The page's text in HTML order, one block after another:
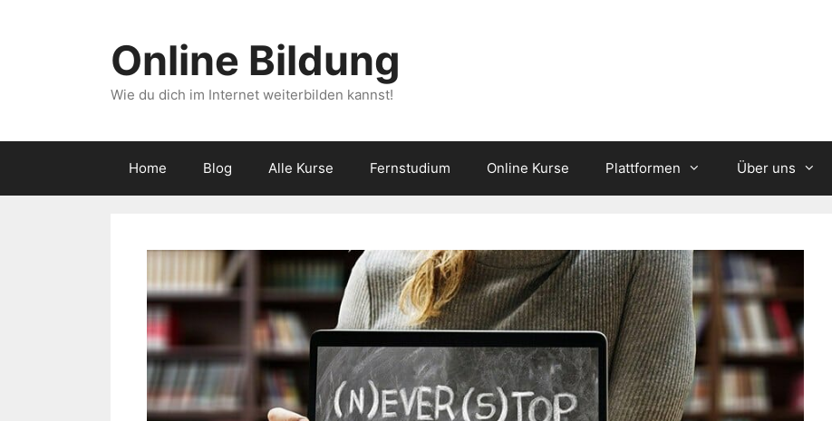
Online Bildung
Wie du dich im Internet weiterbilden kannst!
Home Blog Alle Kurse Fernstudium Online Kurse Plattformen Über uns